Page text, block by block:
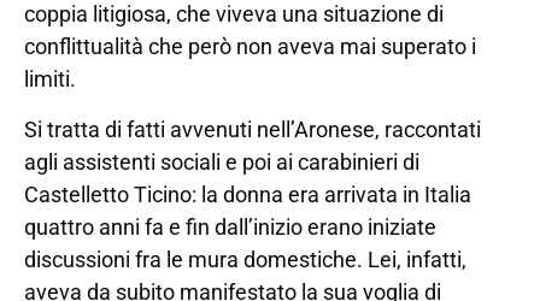
coppia litigiosa, che viveva una situazione di
conflittualità che però non aveva mai superato i
limiti.
Si tratta di fatti avvenuti nell’Aronese, raccontati
agli assistenti sociali e poi ai carabinieri di
Castelletto Ticino: la donna era arrivata in Italia
quattro anni fa e fin dall’inizio erano iniziate
discussioni fra le mura domestiche. Lei, infatti,
aveva da subito manifestato la sua voglia di